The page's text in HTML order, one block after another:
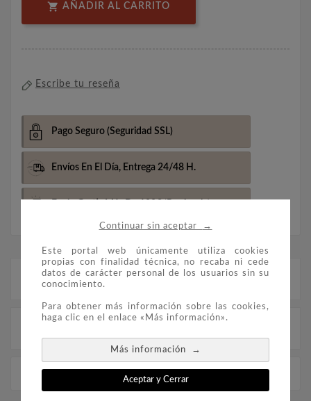
Continuar sin aceptar →
Este portal web únicamente utiliza cookies
propias con finalidad técnica, no recaba ni cede
datos de carácter personal de los usuarios sin su
conocimiento.
Para obtener más información sobre las cookies,
haga clic en el enlace «Más información».
Más información →
Aceptar y Cerrar
 AÑADIR AL CARRITO
Escribe tu reseña
Pago Seguro (Seguridad SSL)
Envíos En El Día, Entrega 24/48 H.
Descripción
Europa 1992 Inglaterra (sellos)